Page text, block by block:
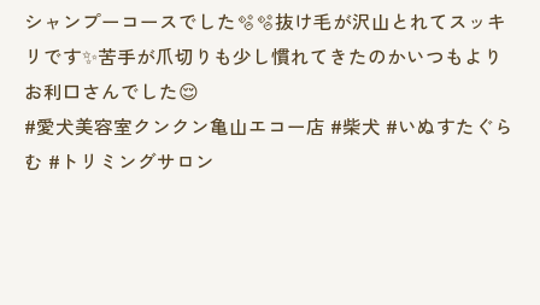
シャンプーコースでした🫧🫧抜け毛が沢山とれてスッキ
リです✨️苦手が爪切りも少し慣れてきたのかいつもより
お利口さんでした😌
#愛犬美容室クンクン亀山エコー店 #柴犬 #いぬすたぐら
む #トリミングサロン